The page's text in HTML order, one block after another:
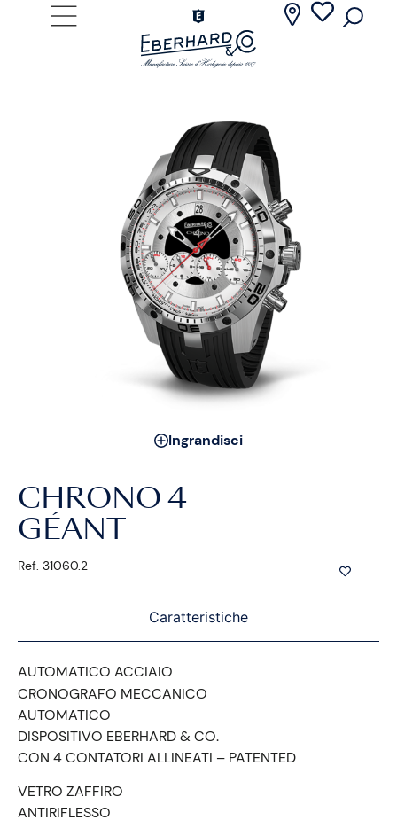
Ingrandisci
CHRONO 4
GÉANT
Ref. 31060.2
Caratteristiche
AUTOMATICO ACCIAIO
CRONOGRAFO MECCANICO
AUTOMATICO
DISPOSITIVO EBERHARD & CO.
CON 4 CONTATORI ALLINEATI – PATENTED
VETRO ZAFFIRO
ANTIRIFLESSO